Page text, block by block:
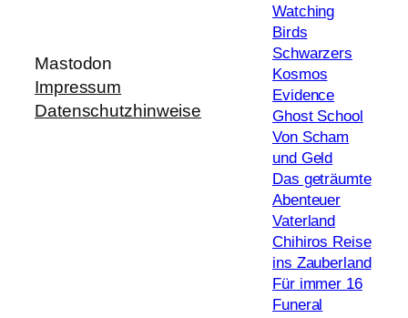
Mastodon
Impressum
Datenschutzhinweise
Watching
Birds
Schwarzers
Kosmos
Evidence
Ghost School
Von Scham
und Geld
Das geträumte
Abenteuer
Vaterland
Chihiros Reise
ins Zauberland
Für immer 16
Funeral